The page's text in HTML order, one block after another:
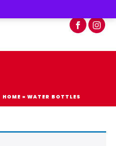
HOME » WATER BOTTLES